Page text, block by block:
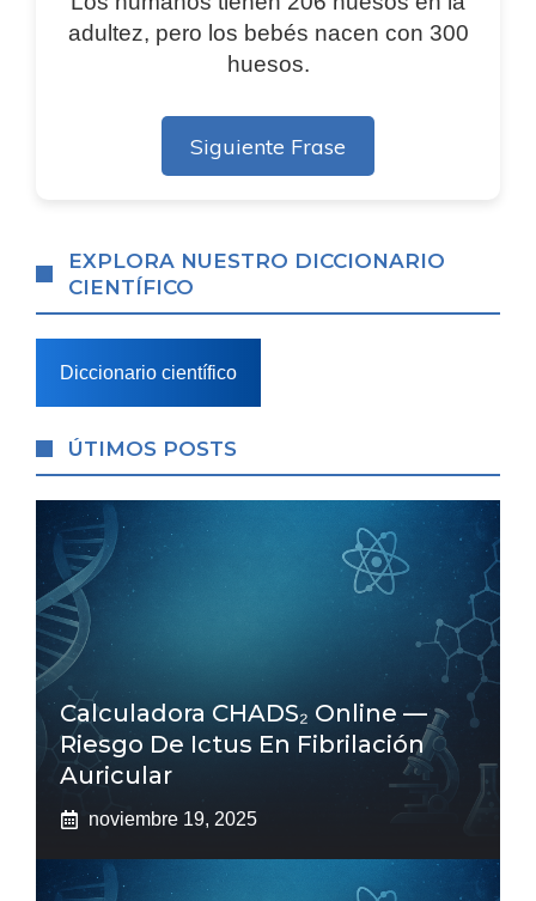
adultez, pero los bebés nacen con 300
huesos.
Siguiente Frase
EXPLORA NUESTRO DICCIONARIO
CIENTÍFICO
Diccionario científico
ÚTIMOS POSTS
Calculadora CHADS₂ Online —
Riesgo De Ictus En Fibrilación
Auricular
noviembre 19, 2025